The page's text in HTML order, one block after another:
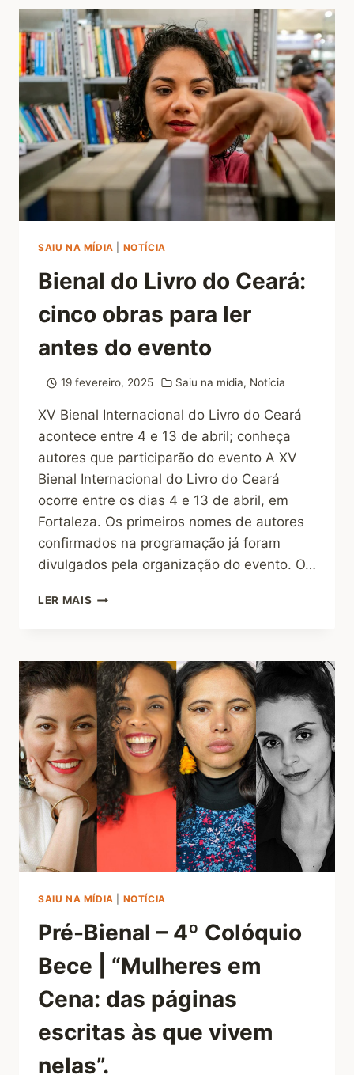
SAIU NA MÍDIA NOTÍCIA
Bienal do Livro do Ceará:
cinco obras para ler
antes do evento
19 fevereiro, 2025 Saiu na mídia, Notícia
XV Bienal Internacional do Livro do Ceará
acontece entre 4 e 13 de abril; conheça
autores que participarão do evento A XV
Bienal Internacional do Livro do Ceará
ocorre entre os dias 4 e 13 de abril, em
Fortaleza. Os primeiros nomes de autores
confirmados na programação já foram
divulgados pela organização do evento. O…
LER MAIS
SAIU NA MÍDIA NOTÍCIA
Pré-Bienal – 4º Colóquio
Bece | “Mulheres em
Cena: das páginas
escritas às que vivem
nelas”.